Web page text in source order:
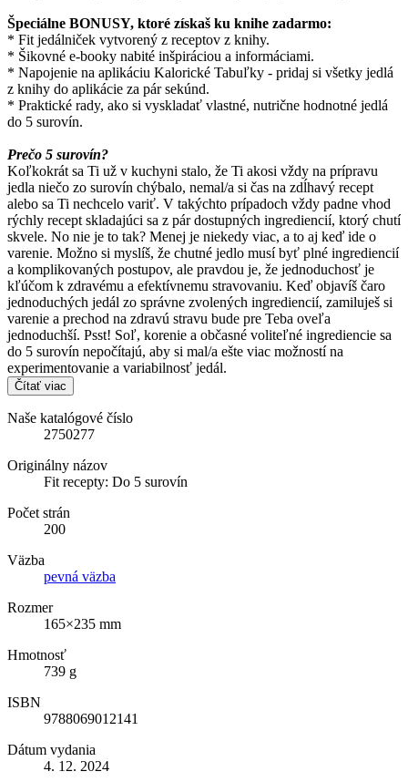
Špeciálne BONUSY, ktoré získaš ku knihe zadarmo:
* Fit jedálniček vytvorený z receptov z knihy.
* Šikovné e-booky nabité inšpiráciou a informáciami.
* Napojenie na aplikáciu Kalorické Tabuľky - pridaj si všetky jedlá
z knihy do aplikácie za pár sekúnd.
* Praktické rady, ako si vyskladať vlastné, nutrične hodnotné jedlá
do 5 surovín.
Prečo 5 surovín?
Koľkokrát sa Ti už v kuchyni stalo, že Ti akosi vždy na prípravu
jedla niečo zo surovín chýbalo, nemal/a si čas na zdĺhavý recept
alebo sa Ti nechcelo variť. V takýchto prípadoch vždy padne vhod
rýchly recept skladajúci sa z pár dostupných ingrediencií, ktorý chutí
skvele. No nie je to tak? Menej je niekedy viac, a to aj keď ide o
varenie. Možno si myslíš, že chutné jedlo musí byť plné ingrediencií
a komplikovaných postupov, ale pravdou je, že jednoduchosť je
kľúčom k zdravému a efektívnemu stravovaniu. Keď objavíš čaro
jednoduchých jedál zo správne zvolených ingrediencií, zamiluješ si
varenie a prechod na zdravú stravu bude pre Teba oveľa
jednoduchší. Psst! Soľ, korenie a občasné voliteľné ingrediencie sa
do 5 surovín nepočítajú, aby si mal/a ešte viac možností na
experimentovanie a variabilnosť jedál.
Čítať viac
Naše katalógové číslo
2750277
Originálny názov
Fit recepty: Do 5 surovín
Počet strán
200
Väzba
pevná väzba
Rozmer
165×235 mm
Hmotnosť
739 g
ISBN
9788069012141
Dátum vydania
4. 12. 2024